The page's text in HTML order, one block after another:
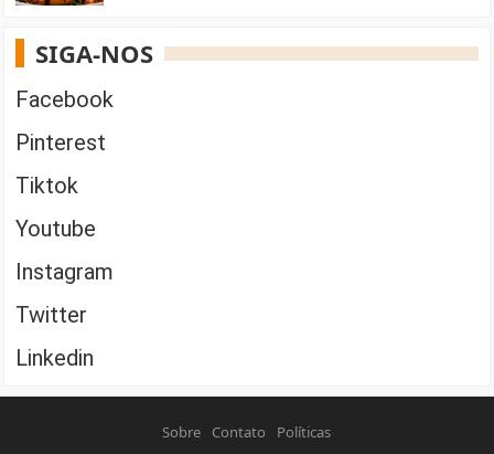
SIGA-NOS
Facebook
Pinterest
Tiktok
Youtube
Instagram
Twitter
Linkedin
Sobre Contato Políticas